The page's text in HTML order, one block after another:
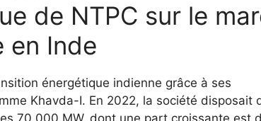
de NTPC sur le
en Inde
énergétique indienne grâce à ses
Khavda-I. En 2022, la société disposait
70 000 MW, dont une part croissante est